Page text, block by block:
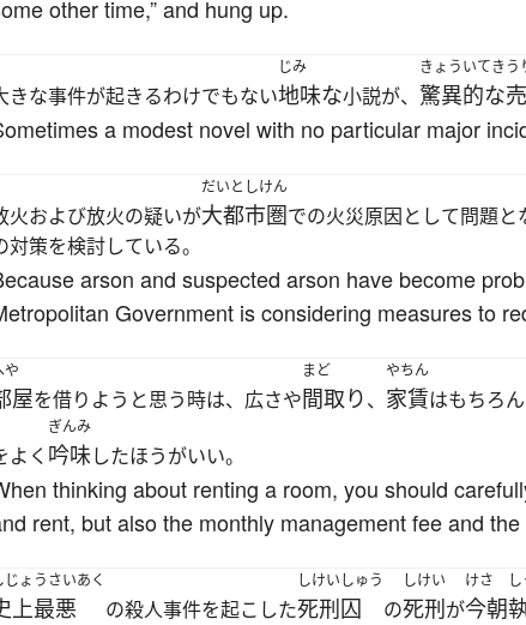
other time,” and hung up.
きな事件が起きるわけでもない
じみ
地味な小説が、
きょういてき
驚異的な
う
a modest novel with no particular major
火および放火の疑いが
だいとしけん
大都市圏での火災原因として問題と
対策を検討している。
arson and suspected arson have become
Government is considering measures to
や
屋を借りようと思う時は、広さや
まど
間取り、
やちん
家賃はもちろん
よく
ぎんみ
吟味したほうがいい。
thinking about renting a room, you should
rent, but also the monthly management fee and
じょうさいあく
上最悪 の殺人事件を起こした
しけいしゅう
死刑囚 の
しけい
死刑が
けさ
今朝